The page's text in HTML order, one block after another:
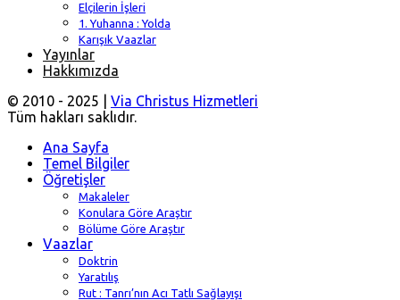
Elçilerin İşleri
1. Yuhanna : Yolda
Karışık Vaazlar
Yayınlar
Hakkımızda
© 2010 - 2025 | Via Christus Hizmetleri
Tüm hakları saklıdır.
Ana Sayfa
Temel Bilgiler
Öğretişler
Makaleler
Konulara Göre Araştır
Bölüme Göre Araştır
Vaazlar
Doktrin
Yaratılış
Rut : Tanrı’nın Acı Tatlı Sağlayışı